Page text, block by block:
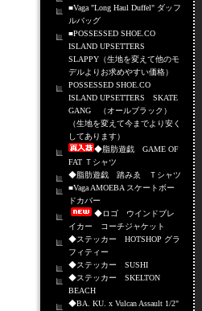
■Vaga "Long Haul Duffel" ダッフ
ルバッグ
■POSSESSED SHOE.CO
ISLAND UPSETTERS
SLAPPY（生地を変えて他のモ
デルよりお求めやすい価格）
POSSESSED SHOE.CO
ISLAND UPSETTERS SKATE
GANG （オールブラック）
（生地を変えて今までより安く
してあります）
◆脂肪遊戯 GAME OF
FAT Ｔシャツ
◆脂肪遊戯 踏みゑ Ｔシャツ
■Vaga AMOEBA スケートボー
ドカバー
◆ロゴ ウインドブレ
イカー コーチジャケット
◆ステッカー HOTSHOP グラ
フィティー
◆ステッカー SUSHI
◆ステッカー SKELTON
BEACH
◆BA. KU. x Vulcan Assault 1/2"